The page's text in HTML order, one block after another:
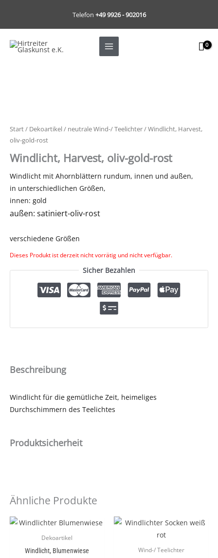
springen
Telefon +49 9926 - 902016
Start/ Dekoartikel/ neutrale Wind-/ Teelichter/ Windlicht, Harvest,
oliv-gold-rost
Windlicht, Harvest, oliv-gold-rost
Windlicht mit Ahornblättern rundum, innen und außen,
in unterschiedlichen Größen,
innen: gold
außen: satiniert-oliv-rost
verschiedene Größen
Dieses Produkt ist derzeit nicht vorrätig und nicht verfügbar.
Sicher Bezahlen
Beschreibung
Windlicht für die gemütliche Zeit, heimeliges
Durchschimmern des Teelichtes
Produktsicherheit
Ähnliche Produkte
Dekoartikel
Windlicht, Blumenwiese Wind-/ Teelichter